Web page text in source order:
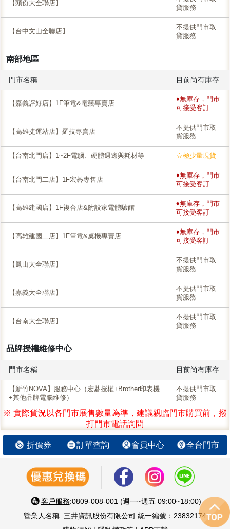
【頭份大全聯店】
貨服務
【台中文山全聯店】
不提供門市取
貨服務
南部地區
門市名稱 目前尚有庫存
【嘉義評好店】1F筆電&電競專賣店
♦無庫存，門市
可接受客訂
【高雄捷運站店】羅技專賣店
不提供門市取
貨服務
【台南北門店】1~2F電腦、硬體週邊與耗材等 ☆極少量現貨
【台南北門二店】1F宏碁專售店
♦無庫存，門市
可接受客訂
【高雄建國店】1F複合店&附設家電體驗館
♦無庫存，門市
可接受客訂
【高雄建國二店】1F筆電&桌機專賣店
♦無庫存，門市
可接受客訂
【鳳山大全聯店】
不提供門市取
貨服務
【嘉義大全聯店】
不提供門市取
貨服務
【台南大全聯店】
不提供門市取
貨服務
品牌授權維修中心
門市名稱 目前尚有庫存
【新竹NOVA】服務中心（宏碁授權+Brother印表機
+其他品牌電腦維修）
不提供門市取
貨服務
※ 實際貨況以各門市展售數量為準，建議親臨門市購買前，撥
打門市電話詢問
折價券 訂單查詢 會員中心 全台門市
客戶服務:0809-008-001 (週一~週五 09:00~18:00)
營業人名稱: 三井資訊股份有限公司 統一編號：23832174